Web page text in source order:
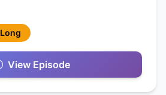
Long
View Episode